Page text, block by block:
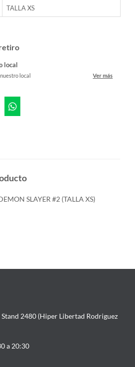
TALLA XS
local
local Ver más
SLAYER #2 (TALLA XS)
Stand 2480 (Hiper Libertad Rodriguez
a 20:30